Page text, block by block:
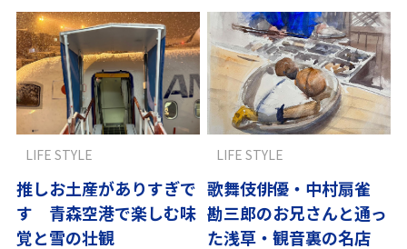
推しお土産がありすぎで
す 青森空港で楽しむ味
覚と雪の壮観
LIFE STYLE
歌舞伎俳優・中村扇雀
勘三郎のお兄さんと通っ
た浅草・観音裏の名店
LIFE STYLE